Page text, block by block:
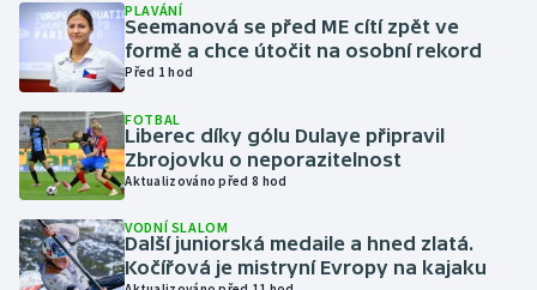
Házená
Jezdectví
Judo
Krasobruslení
Lezení
PLAVÁNÍ
Seemanová se před ME cítí zpět ve
formě a chce útočit na osobní rekord
Před 1 hod
FOTBAL
Liberec díky gólu Dulaye připravil
Zbrojovku o neporazitelnost
Aktualizováno před 8 hod
VODNÍ SLALOM
Další juniorská medaile a hned zlatá.
Kočířová je mistryní Evropy na kajaku